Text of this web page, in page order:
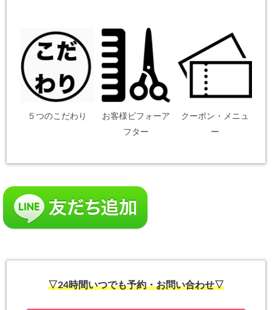
５つのこだわり
お客様ビフォーア
フター
クーポン・メニュ
ー
▽24時間いつでも予約・お問い合わせ▽